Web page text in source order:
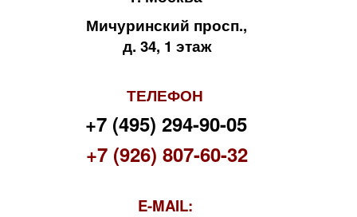
Мичуринский просп.,
д. 34, 1 этаж
ТЕЛЕФОН
+7 (495) 294-90-05
+7 (926) 807-60-32
E-MAIL: